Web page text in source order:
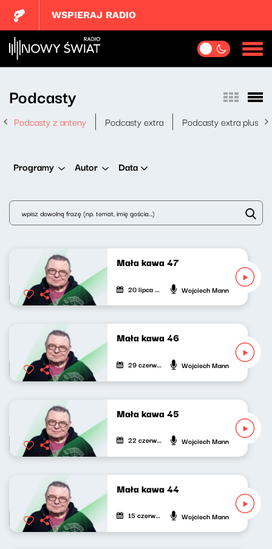
WSPIERAJ RADIO
Podcasty
Podcasty z anteny Podcasty extra Podcasty extra plus
Programy Autor Data
Mała kawa 47
20 lipca 2021 Wojciech Mann
Mała kawa 46
29 czerwca 2021 Wojciech Mann
Mała kawa 45
22 czerwca 2021 Wojciech Mann
Mała kawa 44
15 czerwca 2021 Wojciech Mann